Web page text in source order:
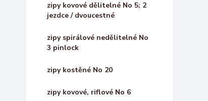
zipy kovové dělitelné No 5; 2
jezdce / dvoucestné
zipy spirálové nedělitelné No
3 pinlock
zipy kostěné No 20
zipy kovové, riflové No 6